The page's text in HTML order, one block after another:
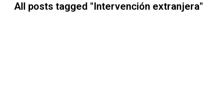
All posts tagged "Intervención extranjera"